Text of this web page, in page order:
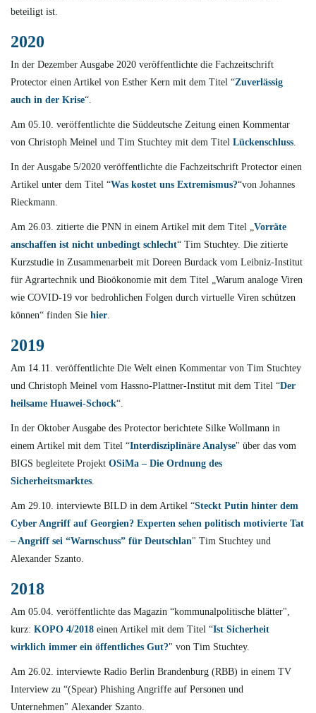
beteiligt ist.
2020
In der Dezember Ausgabe 2020 veröffentlichte die Fachzeitschrift
Protector einen Artikel von Esther Kern mit dem Titel “Zuverlässig
auch in der Krise“.
Am 05.10. veröffentlichte die Süddeutsche Zeitung einen Kommentar
von Christoph Meinel und Tim Stuchtey mit dem Titel Lückenschluss.
In der Ausgabe 5/2020 veröffentlichte die Fachzeitschrift Protector einen
Artikel unter dem Titel “Was kostet uns Extremismus?“von Johannes
Rieckmann.
Am 26.03. zitierte die PNN in einem Artikel mit dem Titel „Vorräte
anschaffen ist nicht unbedingt schlecht“ Tim Stuchtey. Die zitierte
Kurzstudie in Zusammenarbeit mit Doreen Burdack vom Leibniz-Institut
für Agrartechnik und Bioökonomie mit dem Titel „Warum analoge Viren
wie COVID-19 vor bedrohlichen Folgen durch virtuelle Viren schützen
können“ finden Sie hier.
2019
Am 14.11. veröffentlichte Die Welt einen Kommentar von Tim Stuchtey
und Christoph Meinel vom Hassno-Plattner-Institut mit dem Titel “Der
heilsame Huawei-Schock“.
In der Oktober Ausgabe des Protector berichtete Silke Wollmann in
einem Artikel mit dem Titel “Interdisziplinäre Analyse" über das vom
BIGS begleitete Projekt OSiMa – Die Ordnung des
Sicherheitsmarktes.
Am 29.10. interviewte BILD in dem Artikel “Steckt Putin hinter dem
Cyber Angriff auf Georgien? Experten sehen politisch motivierte Tat
– Angriff sei “Warnschuss” für Deutschlan" Tim Stuchtey und
Alexander Szanto.
2018
Am 05.04. veröffentlichte das Magazin “kommunalpolitische blätter",
kurz: KOPO 4/2018 einen Artikel mit dem Titel “Ist Sicherheit
wirklich immer ein öffentliches Gut?" von Tim Stuchtey.
Am 26.02. interviewte Radio Berlin Brandenburg (RBB) in einem TV
Interview zu “(Spear) Phishing Angriffe auf Personen und
Unternehmen" Alexander Szanto.